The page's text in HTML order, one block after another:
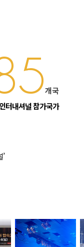
개국
터내셔널 참가국가